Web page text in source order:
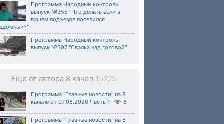
Программа Народный контроль
выпуск №356 "Что делать если в
вашем подъезде поселился
Программа Народный контроль
выпуск №397 "Свалка над головой"
Еще от автора 8 канал 15225
Программа "Главные новости" на 8
канале от 07.08.2026 Часть 1
6
Программа "Главные новости" на 8